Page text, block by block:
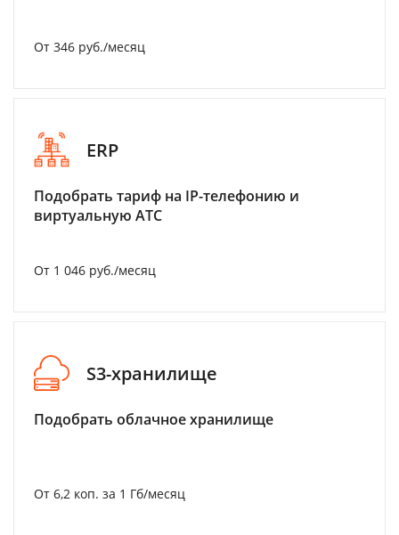
От 346 руб./месяц
ERP
Подобрать тариф на IP-телефонию и
виртуальную АТС
От 1 046 руб./месяц
S3-хранилище
Подобрать облачное хранилище
От 6,2 коп. за 1 Гб/месяц